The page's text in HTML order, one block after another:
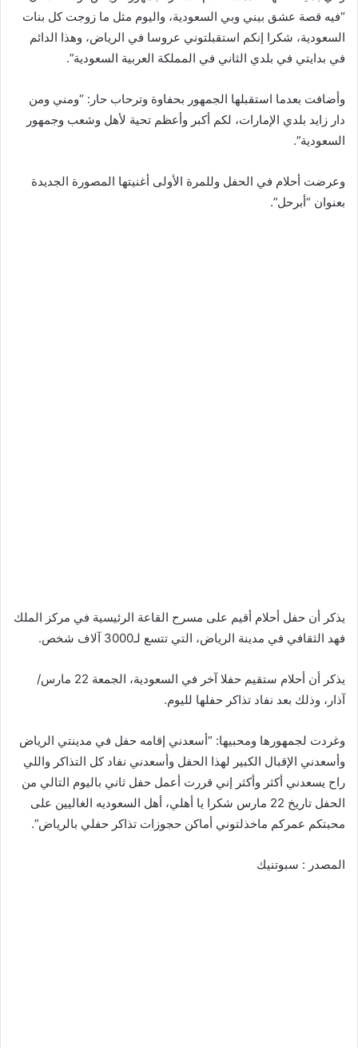
“فيه قصة عشق بيني وبي السعودية، واليوم مثل ما زوجت كل بنات
السعودية، شكرا إنكم استقبلتوني عروسا في الرياض، وهذا الدائم
في بدايتي في بلدي الثاني في المملكة العربية السعودية”.
وأضافت بعدما استقبلها الجمهور بحفاوة وترحاب حار: “ومني ومن
دار زايد بلدي الإمارات، لكم أكبر وأعظم تحية لأهل وشعب وجمهور
السعودية”.
وعرضت أحلام في الحفل وللمرة الأولى أغنيتها المصورة الجديدة
بعنوان “أبرحل”.
يذكر أن حفل أحلام أقيم على مسرح القاعة الرئيسية في مركز الملك
فهد الثقافي في مدينة الرياض، التي تتسع لـ3000 آلاف شخص.
​يذكر أن أحلام ستقيم حفلا آخر في السعودية، الجمعة 22 مارس/
آذار، وذلك بعد نفاد تذاكر حفلها لليوم.
وغردت لجمهورها ومحبيها: “أسعدني إقامه حفل في مدينتي الرياض
وأسعدني الإقبال الكبير لهذا الحفل وأسعدني نفاد كل التذاكر واللي
راح يسعدني أكثر وأكثر إني قررت أعمل حفل ثاني باليوم التالي من
الحفل تاريخ 22 مارس شكرا يا أهلي، أهل السعوديه الغاليين على
محبتكم عمركم ماخذلتوني أماكن حجوزات تذاكر حفلي بالرياض”.
المصدر : سبوتنيك